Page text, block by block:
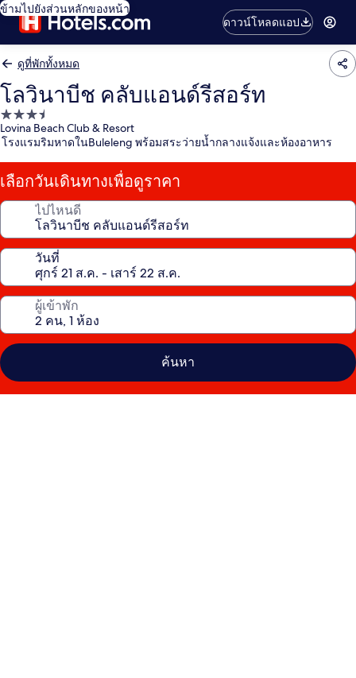
ข้ามไปยังส่วนหลักของหน้า
ดาวน์โหลดแอป
ดูที่พักทั้งหมด
โลวินาบีช คลับแอนด์รีสอร์ท
ที่พัก
3.5
Lovina Beach Club & Resort
โรงแรมริมหาดในBuleleng พร้อมสระว่ายน้ำกลางแจ้งและห้องอาหาร
เลือกวันเดินทางเพื่อดูราคา
ไปไหนดี
วันที่
ผู้เข้าพัก
ค้นหา